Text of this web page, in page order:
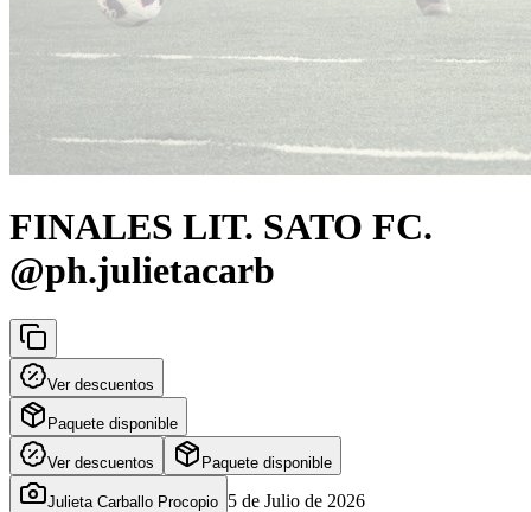
FINALES LIT. SATO FC.
@ph.julietacarb
Ver descuentos
Paquete disponible
Ver descuentos Paquete disponible
Julieta Carballo Procopio 5 de Julio de 2026